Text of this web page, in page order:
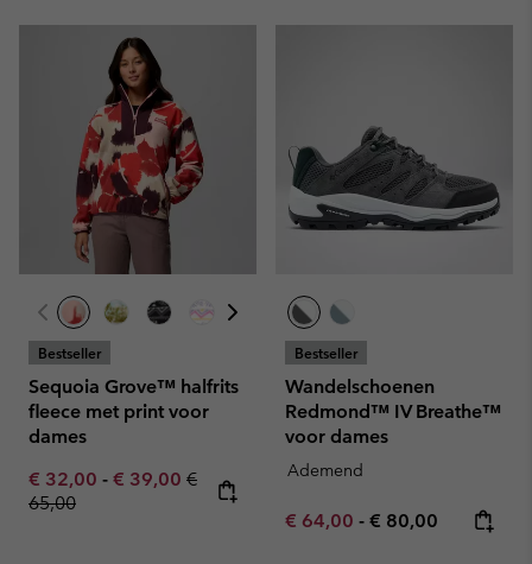
Bestseller
Sequoia Grove™ halfrits
fleece met print voor
dames
Minimum sale price:
€ 32,00 - Maximum sale price:
€ 39,00 Regular price:
€
65,00
Bestseller
Wandelschoenen
Redmond™ IV Breathe™
voor dames
Ademend
Minimum sale price:
€ 64,00 - Maximum price:
€ 80,00